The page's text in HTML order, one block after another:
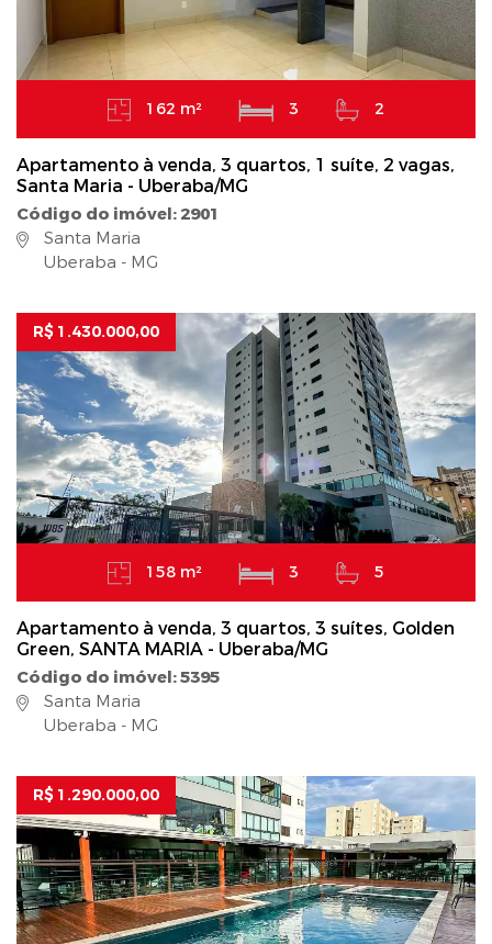
162 m² 3 2
Apartamento à venda, 3 quartos, 1 suíte, 2 vagas,
Santa Maria - Uberaba/MG
Código do imóvel: 2901
Santa Maria
Uberaba - MG
R$ 1.430.000,00
158 m² 3 5
Apartamento à venda, 3 quartos, 3 suítes, Golden
Green, SANTA MARIA - Uberaba/MG
Código do imóvel: 5395
Santa Maria
Uberaba - MG
R$ 1.290.000,00